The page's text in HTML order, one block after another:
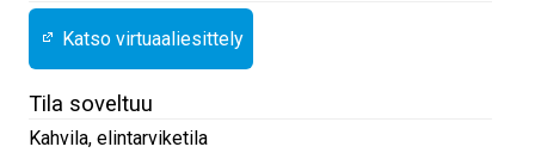
Katso virtuaaliesittely
Tila soveltuu
Kahvila, elintarviketila